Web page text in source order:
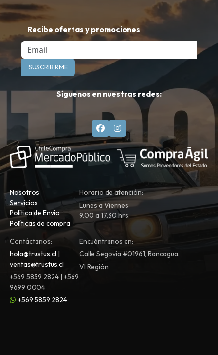
Recibe ofertas y promociones
Email
SUSCRIBIRME
Síguenos en nuestras redes:
Nosotros
Servicios
Política de Envío
Políticas de compra
Horario de atención:
Lunes a Viernes
9.00 a 17.30 hrs.
Contáctanos:
hola@trustus.cl |
ventas@trustus.cl
+569 5859 2824 | +569
9699 0004
+569 5859 2824
Encuéntranos en:
Calle Segovia #01961, Rancagua.
VI Región.